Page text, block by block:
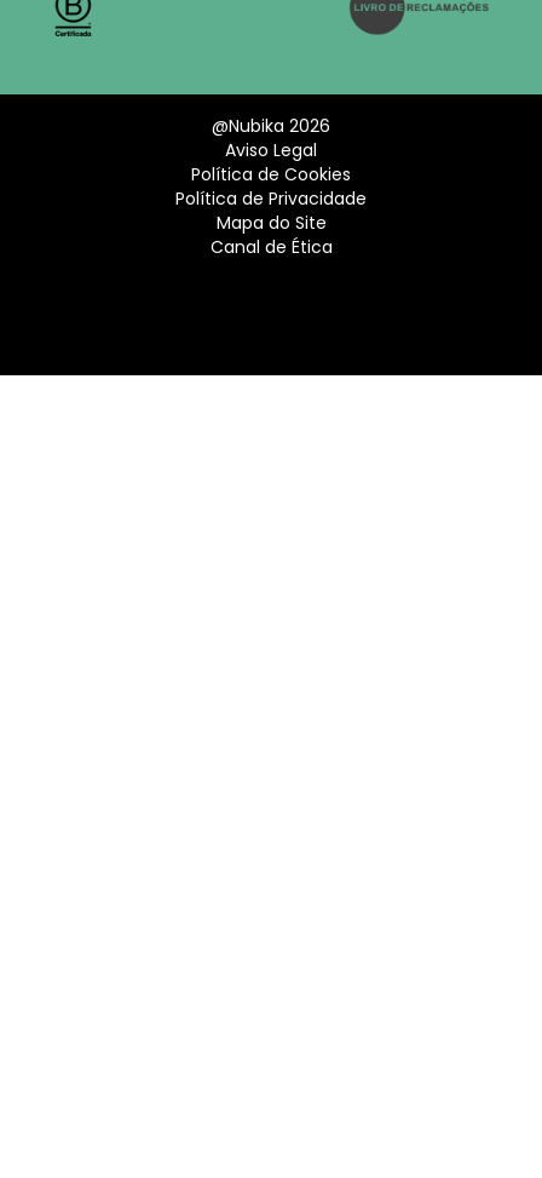
@Nubika 2026
Aviso Legal
Política de Cookies
Política de Privacidade
Mapa do Site
Canal de Ética